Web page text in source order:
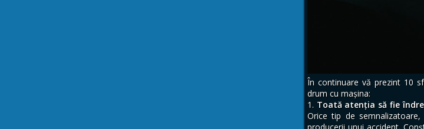
În continuare vă prezint 10
drum cu mașina:
Toată atenția să fie
Orice tip de